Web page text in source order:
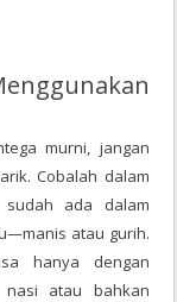
murni, jangan
Cobalah dalam
sudah ada dalam
atau gurih.
hanya dengan
nasi atau bahkan